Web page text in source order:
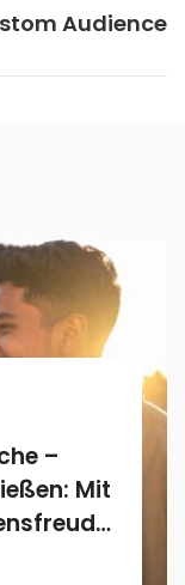
Audience
–
Mit